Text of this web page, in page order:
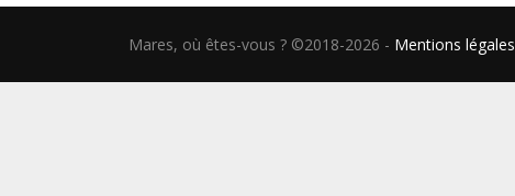
Mares, où êtes-vous ? ©2018-2026 - Mentions légales